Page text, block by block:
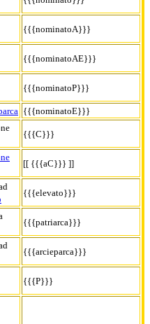
{{{nominatoA}}}
{{{nominatoAE}}}
{{{nominatoP}}}
{{{nominatoE}}}
{{{C}}}
[[ {{{aC}}} ]]
{{{elevato}}}
{{{patriarca}}}
{{{arcieparca}}}
{{{P}}}